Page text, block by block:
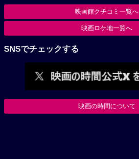
映画館クチコミ一覧へ
映画ロケ地一覧へ
SNSでチェックする
映画の時間について